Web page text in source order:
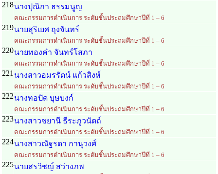
218นางปุณิกา ธรรมนูญ
คณะกรรมการดำเนินการ ระดับชั้นประถมศึกษาปีที่ 1 – 6
219นายสุริเยศ ถุงจันทร์
คณะกรรมการดำเนินการ ระดับชั้นประถมศึกษาปีที่ 1 – 6
220นายทองคำ จันทร์โสภา
คณะกรรมการดำเนินการ ระดับชั้นประถมศึกษาปีที่ 1 – 6
221 นางสาวอมรรัตน์ แก้วสิงห์
คณะกรรมการดำเนินการ ระดับชั้นประถมศึกษาปีที่ 1 – 6
222นางทอปัด บุษบงก์
คณะกรรมการดำเนินการ ระดับชั้นประถมศึกษาปีที่ 1 – 6
223นางสาวชยานี ธีระภูวนัตถ์
คณะกรรมการดำเนินการ ระดับชั้นประถมศึกษาปีที่ 1 – 6
224นางสาวณัฐรดา กานุวงศ์
คณะกรรมการดำเนินการ ระดับชั้นประถมศึกษาปีที่ 1 – 6
225นายสรวิชญ์ สว่างภพ